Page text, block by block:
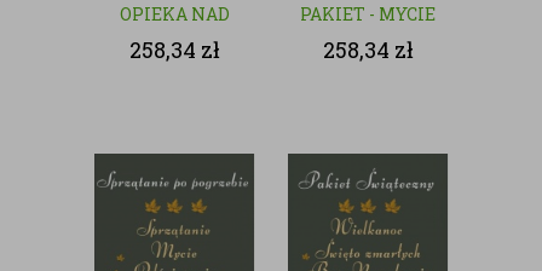
OPIEKA NAD
GROBAMI
258,34 zł
PAKIET - MYCIE
I CZYSZCZENIE
258,34 zł